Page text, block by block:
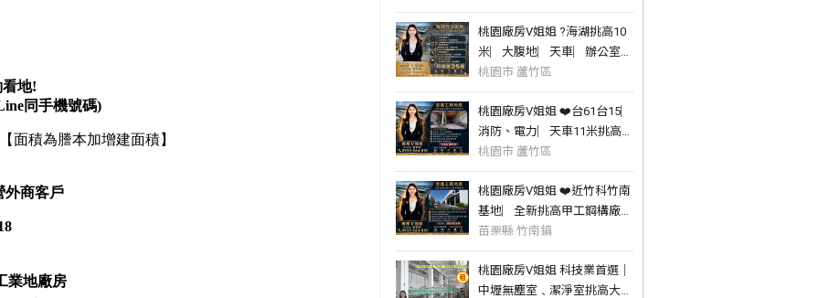
桃園廠房V姐姐 ?海湖挑高10
米︳大腹地︳天車︳辦公室工
業區合法廠房
桃園市 蘆竹區
桃園廠房V姐姐 ❤️台61台15︳
消防、電力︳天車11米挑高鋼
構廠
桃園市 蘆竹區
桃園廠房V姐姐 ❤️近竹科竹南
基地︳全新挑高甲工鋼構廠︳
附貨梯、腹地
苗栗縣 竹南鎮
桃園廠房V姐姐 科技業首選｜
中壢無塵室﹑潔淨室挑高大廠